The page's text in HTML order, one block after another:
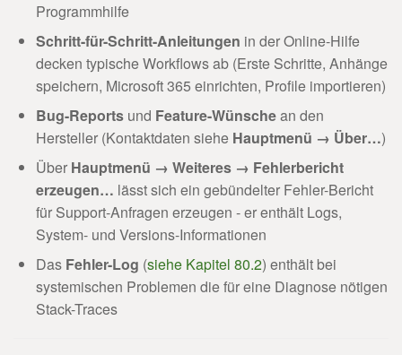
Programmhilfe
Schritt-für-Schritt-Anleitungen in der Online-Hilfe
decken typische Workflows ab (Erste Schritte, Anhänge
speichern, Microsoft 365 einrichten, Profile importieren)
Bug-Reports und Feature-Wünschean den
Hersteller (Kontaktdaten siehe Hauptmenü → Über…)
Über Hauptmenü → Weiteres → Fehlerbericht
erzeugen… lässt sich ein gebündelter Fehler-Bericht
für Support-Anfragen erzeugen - er enthält Logs,
System- und Versions-Informationen
Das Fehler-Log (siehe Kapitel 80.2) enthält bei
systemischen Problemen die für eine Diagnose nötigen
Stack-Traces